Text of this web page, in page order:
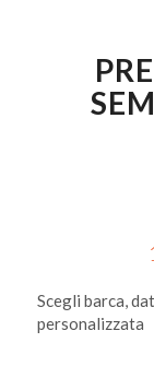
Scegli barca,
personalizzata